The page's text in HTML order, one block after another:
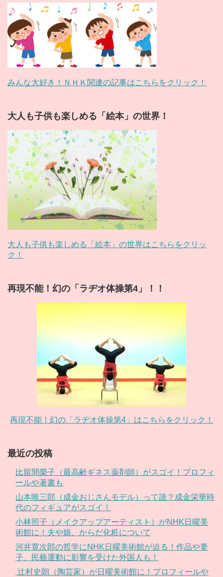
みんな大好き！ＮＨＫ関連の記事はこちらをクリック！
大人も子供も楽しめる「絵本」の世界！
大人も子供も楽しめる「絵本」の世界はこちらをクリッ
ク！
再現不能！幻の「ラヂオ体操第4」！！
再現不能！幻の「ラヂオ体操第4」はこちらをクリック！
最近の投稿
比留間榮子（最高齢ギネス薬剤師）がスゴイ！プロフィ
ールや著書も
山本唯三郎（成金おじさんモデル）って誰？成金栄華時
代のフィギュアがスゴイ！
小林照子（メイクアップアーティスト）がNHK日曜美
術館に！夫や娘、からだ化粧について
河井寛次郎の哲学にNHK日曜美術館が迫る！作品や妻
子、民藝運動に影響を受けた外国人も！
辻村史朗（陶芸家）が日曜美術館に！プロフィールや